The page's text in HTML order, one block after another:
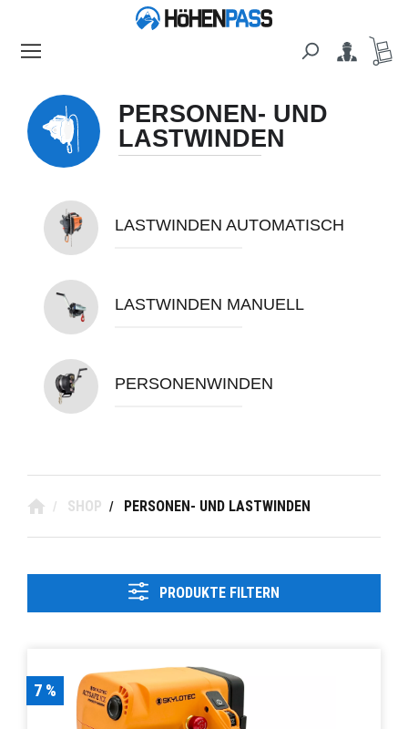
PERSONEN- UND
LASTWINDEN
LASTWINDEN AUTOMATISCH
LASTWINDEN MANUELL
PERSONENWINDEN
/ SHOP / PERSONEN- UND LASTWINDEN
PRODUKTE FILTERN
7 %